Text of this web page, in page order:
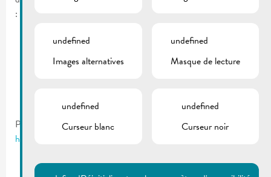
:
Maison Relais
Entretien
Plus d’infos & formulaire d‘inscription :
http://bierger.remich.lu/fr/jobs/
undefined
Images alternatives
undefined
Masque de lecture
undefined
Curseur blanc
undefined
Curseur noir